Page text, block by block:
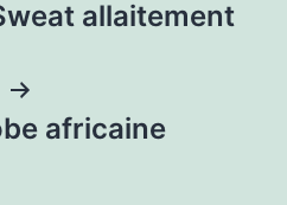
allaitement
africaine